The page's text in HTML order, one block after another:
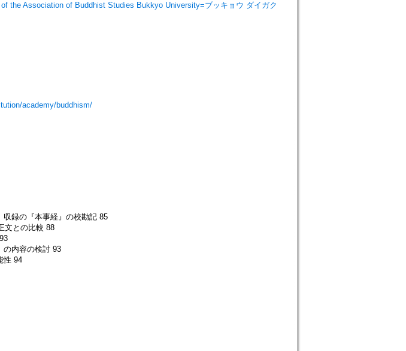
the Association of Buddhist Studies Bukkyo University=ブッキョウ ダイガク
academy/buddhism/
録の『本事経』の校勘記 85
文との比較 88
の内容の検討 93
性 94